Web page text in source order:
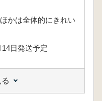
かは全体的にきれい
14日発送予定